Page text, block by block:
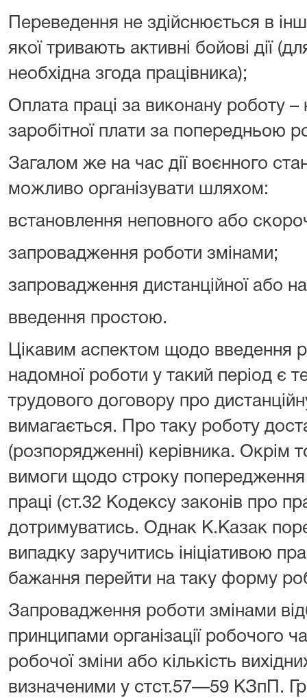
Переведення не здійснюється в
якої тривають активні бойові дії
необхідна згода працівника);
Оплата праці за виконану роботу –
заробітної плати за попередньою
Загалом же на час дії воєнного
можливо організувати шляхом:
встановлення неповного або
запровадження роботи змінами;
запровадження дистанційної або
введення простою.
Цікавим аспектом щодо введення
надомної роботи у такий період є
трудового договору про
вимагається. Про таку роботу
(розпорядженні) керівника. Окрім
вимоги щодо строку попередження
праці (ст.32 Кодексу законів про
дотримуватись. Однак К.Казак
випадку заручитись ініціативою
бажання перейти на таку форму
Запровадження роботи змінами
принципами організації робочого
робочої зміни або кількість
визначеними у стст.57—59 КЗпП.